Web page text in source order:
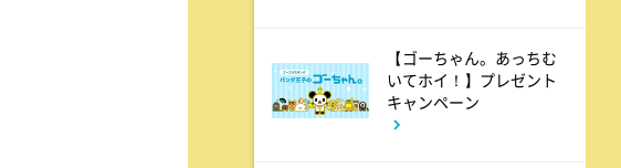
ボート伝説だゾ】
5:00
【ゴーちゃん。あっちむ
いてホイ！】プレゼント
キャンペーン